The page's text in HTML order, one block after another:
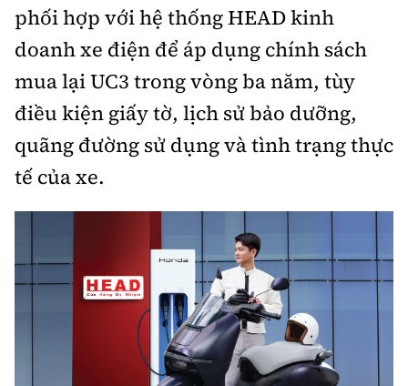
phối hợp với hệ thống HEAD kinh
doanh xe điện để áp dụng chính sách
mua lại UC3 trong vòng ba năm, tùy
điều kiện giấy tờ, lịch sử bảo dưỡng,
quãng đường sử dụng và tình trạng thực
tế của xe.